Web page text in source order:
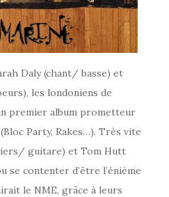
Daly (chant/ basse) et
les londoniens de
premier album prometteur
Party, Rakes…). Très vite
guitare) et Tom Hutt
se contenter d’être l’énième
le NME, grâce à leurs